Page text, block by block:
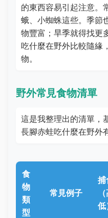
的東西容易引起注意。
蛾、小蜘蛛這些。季節
物豐富；旱季就得找更
吃什麼在野外比較隨緣
物。
野外常見食物清單
這是我整理出的清單，
長腳赤蛙吃什麼在野外
食
物
類
型
常見例子
捕
低